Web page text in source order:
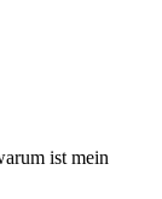
ist mein